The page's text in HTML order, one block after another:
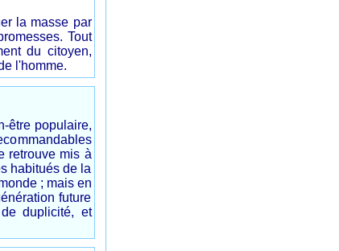
la masse par
Tout
du citoyen,
l'homme.
être populaire,
retrouve mis à
habitués de la
; mais en
future
duplicité, et